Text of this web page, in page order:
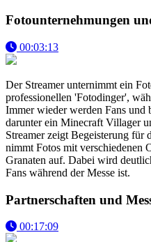
Fotounternehmungen
00:03:13
Der Streamer unternimmt ein
professionellen 'Fotodinger',
Immer wieder werden Fans und
darunter ein Minecraft Villager
Streamer zeigt Begeisterung für
nimmt Fotos mit verschiedenen
Granaten auf. Dabei wird
Fans während der Messe ist.
Partnerschaften und
00:17:09